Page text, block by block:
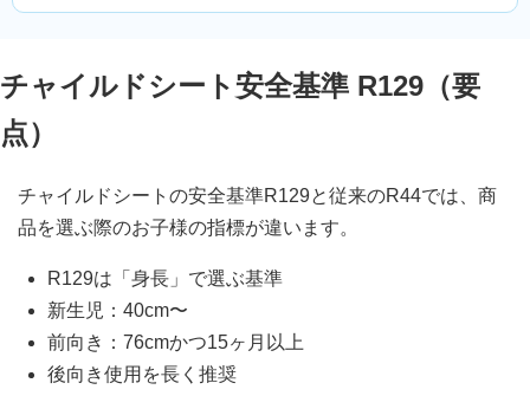
チャイルドシート安全基準 R129（要
点）
チャイルドシートの安全基準R129と従来のR44では、商
品を選ぶ際のお子様の指標が違います。
R129は「身長」で選ぶ基準
新生児：40cm〜
前向き：76cmかつ15ヶ月以上
後向き使用を長く推奨